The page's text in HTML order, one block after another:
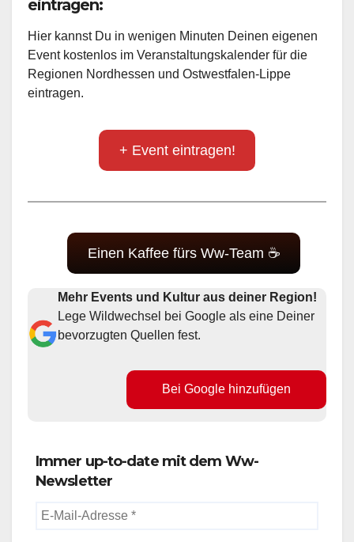
eintragen:
Hier kannst Du in wenigen Minuten Deinen eigenen
Event kostenlos im Veranstaltungskalender für die
Regionen Nordhessen und Ostwestfalen-Lippe
eintragen.
+ Event eintragen!
Einen Kaffee fürs Ww-Team ☕
Mehr Events und Kultur aus deiner Region!
Lege Wildwechsel bei Google als eine Deiner
bevorzugten Quellen fest.
Bei Google hinzufügen
Immer up-to-date mit dem Ww-
Newsletter